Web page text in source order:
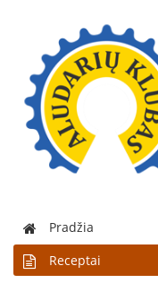
Pradžia
Receptai